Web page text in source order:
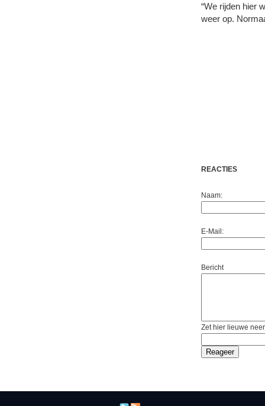
“We rijden hier
weer op.
REACTIES
Naam:
E-Mail:
Bericht
Zet hier lieuwe